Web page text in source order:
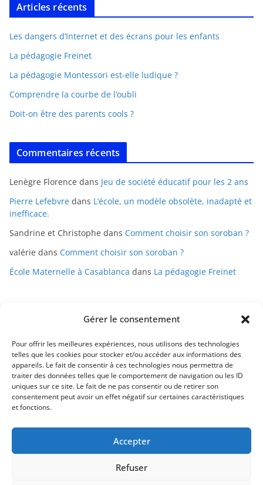
Gérer le consentement
Pour offrir les meilleures expériences, nous utilisons des technologies
telles que les cookies pour stocker et/ou accéder aux informations des
appareils. Le fait de consentir à ces technologies nous permettra de
traiter des données telles que le comportement de navigation ou les ID
uniques sur ce site. Le fait de ne pas consentir ou de retirer son
consentement peut avoir un effet négatif sur certaines caractéristiques
et fonctions.
Accepter
Refuser
Articles récents
Les dangers d’Internet et des écrans pour les enfants
La pédagogie Freinet
La pédagogie Montessori est-elle ludique ?
Comprendre la courbe de l’oubli
Doit-on être des parents cools ?
Commentaires récents
Lenègre Florence dans Jeu de société éducatif pour les 2 ans
Pierre Lefebvre dans L’école, un modèle obsolète, inadapté et
inefficace.
Sandrine et Christophe dans Comment choisir son soroban ?
valérie dans Comment choisir son soroban ?
École Maternelle à Casablanca dans La pédagogie Freinet
Mentions légales
Conditions générales de vente